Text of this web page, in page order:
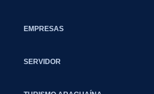
EMPRESAS
SERVIDOR